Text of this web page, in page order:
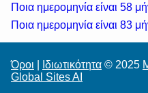
Ποια ημερομηνία είναι 58
Ποια ημερομηνία είναι 83
Όροι Ιδιωτικότητα © 2025
Global Sites AI